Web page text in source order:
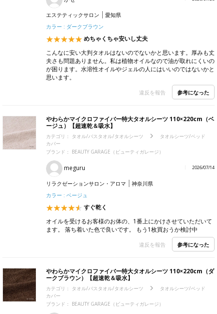
エステティックサロン
愛知県
カラー : ダークブラウン
めちゃくちゃ安いし丈夫
こんなに安い大判タオルはないのでないかと思います。厚みも丈
夫さも問題ありません。私は植物オイルなので油が取れにくいの
が困ります。水溶性オイルやジェルの人にはいいのではないかと
思います。
違反を報告 参考になった
やわらかマイクロファイバー特大タオルシーツ 110×220cm（ベ
ージュ）【超速乾＆吸水】
カテゴリ： タオル/バスタオル/タオルシーツ
タオルシーツ/ベッド
カバー
ブランド： BEAUTY GARAGE（ビューティガレージ）
meguru 2026/07/14
リラクゼーションサロン・アロマ
神奈川県
カラー : ベージュ
すぐ乾く
オイルを受けるお客様のお体の、1番上にかけさせていただいて
ます。 落ち着いた色で良いです。 もう1枚買おうか検討中
違反を報告 参考になった
やわらかマイクロファイバー特大タオルシーツ 110×220cm（ダ
ークブラウン）【超速乾＆吸水】
カテゴリ： タオル/バスタオル/タオルシーツ
タオルシーツ/ベッド
カバー
ブランド： BEAUTY GARAGE（ビューティガレージ）